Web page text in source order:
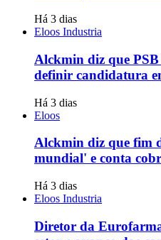
Há 3 dias
Eloos Industria
Alckmin diz que
definir candidatura
Há 3 dias
Eloos
Alckmin diz que fim
mundial' e conta
Há 3 dias
Eloos Industria
Diretor da